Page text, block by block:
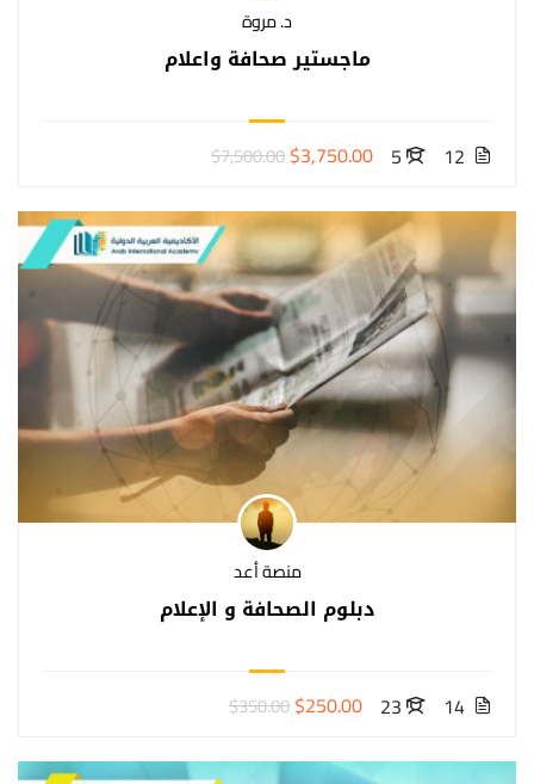
د. مروة
ماجستير صحافة واعلام
12
5
$7,500.00$3,750.00
منصة أعد
دبلوم الصحافة و الإعلام
14
23
$350.00$250.00